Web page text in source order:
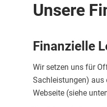
Unsere
Finanzielle
Wir setzen uns für
Sachleistungen) aus
Webseite (siehe